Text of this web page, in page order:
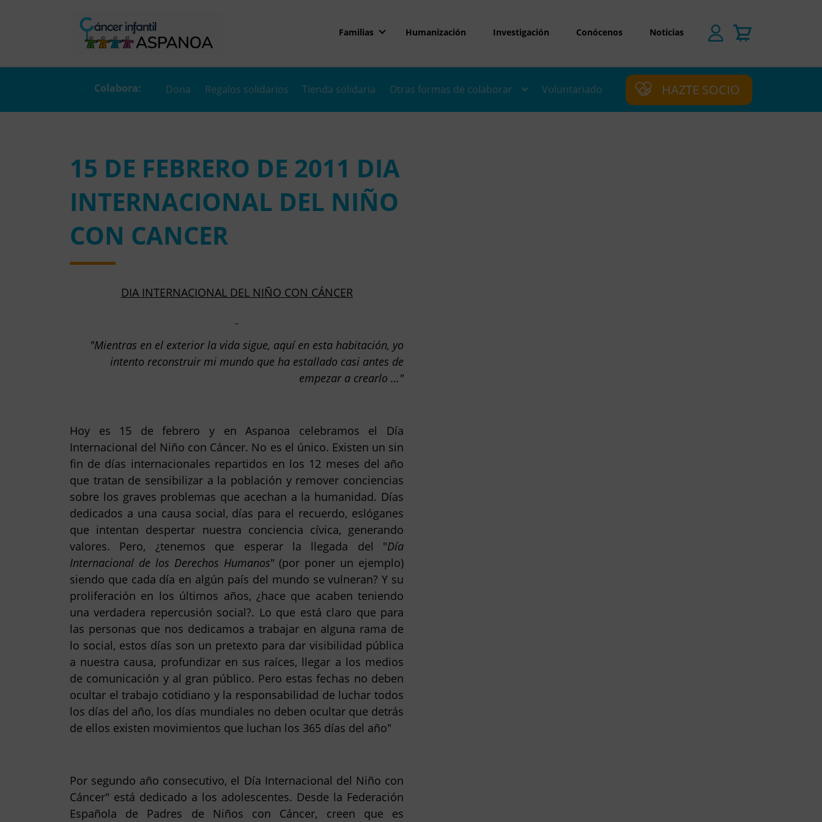
Familias Humanización Investigación Conócenos Noticias
Dona Regalos solidarios Tienda solidaria Otras formas de colaborar Voluntariado HAZTE SOCIO
15 DE FEBRERO DE 2011 DIA
INTERNACIONAL DEL NIÑO
CON CANCER
DIA INTERNACIONAL DEL NIÑO CON CÁNCER
"Mientras en el exterior la vida sigue, aquí en esta habitación, yo
intento reconstruir mi mundo que ha estallado casi antes de
empezar a crearlo …"
Hoy es 15 de febrero y en Aspanoa celebramos el Día
Internacional del Niño con Cáncer. No es el único. Existen un sin
fin de días internacionales repartidos en los 12 meses del año
que tratan de sensibilizar a la población y remover conciencias
sobre los graves problemas que acechan a la humanidad. Días
dedicados a una causa social, días para el recuerdo, eslóganes
que intentan despertar nuestra conciencia cívica, generando
valores. Pero, ¿tenemos que esperar la llegada del "Día
Internacional de los Derechos Humanos" (por poner un ejemplo)
siendo que cada día en algún país del mundo se vulneran? Y su
proliferación en los últimos años, ¿hace que acaben teniendo
una verdadera repercusión social?. Lo que está claro que para
las personas que nos dedicamos a trabajar en alguna rama de
lo social, estos días son un pretexto para dar visibilidad pública
a nuestra causa, profundizar en sus raíces, llegar a los medios
de comunicación y al gran público. Pero estas fechas no deben
ocultar el trabajo cotidiano y la responsabilidad de luchar todos
los días del año, los días mundiales no deben ocultar que detrás
de ellos existen movimientos que luchan los 365 días del año"
Por segundo año consecutivo, el Día Internacional del Niño con
Cáncer" está dedicado a los adolescentes. Desde la Federación
Española de Padres de Niños con Cáncer, creen que es